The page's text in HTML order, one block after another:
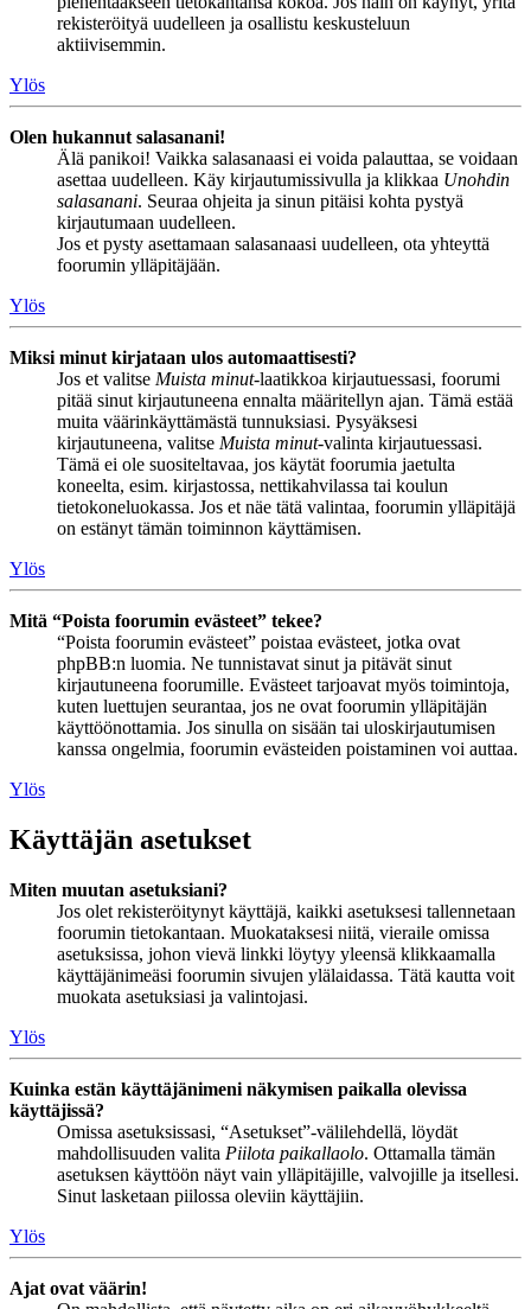
rekisteröityä uudelleen ja osallistu keskusteluun
aktiivisemmin.
Ylös
Olen hukannut salasanani!
Älä panikoi! Vaikka salasanaasi ei voida palauttaa, se voidaan
asettaa uudelleen. Käy kirjautumissivulla ja klikkaa Unohdin
salasanani. Seuraa ohjeita ja sinun pitäisi kohta pystyä
kirjautumaan uudelleen.
Jos et pysty asettamaan salasanaasi uudelleen, ota yhteyttä
foorumin ylläpitäjään.
Ylös
Miksi minut kirjataan ulos automaattisesti?
Jos et valitse Muista minut-laatikkoa kirjautuessasi, foorumi
pitää sinut kirjautuneena ennalta määritellyn ajan. Tämä estää
muita väärinkäyttämästä tunnuksiasi. Pysyäksesi
kirjautuneena, valitse Muista minut-valinta kirjautuessasi.
Tämä ei ole suositeltavaa, jos käytät foorumia jaetulta
koneelta, esim. kirjastossa, nettikahvilassa tai koulun
tietokoneluokassa. Jos et näe tätä valintaa, foorumin ylläpitäjä
on estänyt tämän toiminnon käyttämisen.
Ylös
Mitä “Poista foorumin evästeet” tekee?
“Poista foorumin evästeet” poistaa evästeet, jotka ovat
phpBB:n luomia. Ne tunnistavat sinut ja pitävät sinut
kirjautuneena foorumille. Evästeet tarjoavat myös toimintoja,
kuten luettujen seurantaa, jos ne ovat foorumin ylläpitäjän
käyttöönottamia. Jos sinulla on sisään tai uloskirjautumisen
kanssa ongelmia, foorumin evästeiden poistaminen voi auttaa.
Ylös
Käyttäjän asetukset
Miten muutan asetuksiani?
Jos olet rekisteröitynyt käyttäjä, kaikki asetuksesi tallennetaan
foorumin tietokantaan. Muokataksesi niitä, vieraile omissa
asetuksissa, johon vievä linkki löytyy yleensä klikkaamalla
käyttäjänimeäsi foorumin sivujen ylälaidassa. Tätä kautta voit
muokata asetuksiasi ja valintojasi.
Ylös
Kuinka estän käyttäjänimeni näkymisen paikalla olevissa
käyttäjissä?
Omissa asetuksissasi, “Asetukset”-välilehdellä, löydät
mahdollisuuden valita Piilota paikallaolo. Ottamalla tämän
asetuksen käyttöön näyt vain ylläpitäjille, valvojille ja itsellesi.
Sinut lasketaan piilossa oleviin käyttäjiin.
Ylös
Ajat ovat väärin!